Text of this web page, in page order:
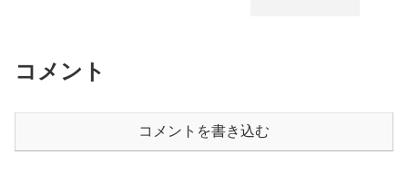
コメント
コメントを書き込む